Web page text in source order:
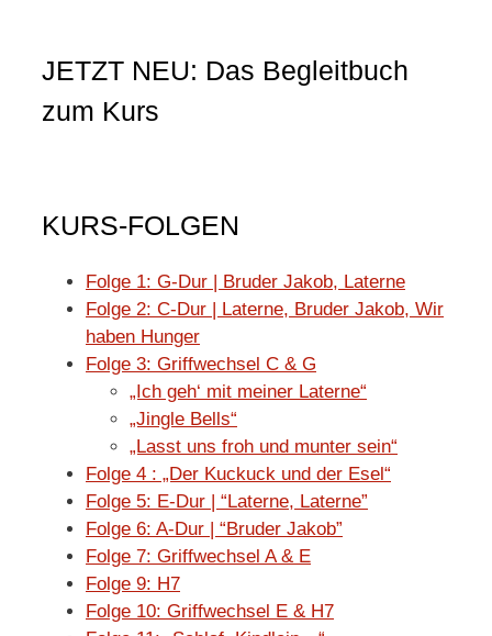
JETZT NEU: Das Begleitbuch
zum Kurs
KURS-FOLGEN
Folge 1: G-Dur | Bruder Jakob, Laterne
Folge 2: C-Dur | Laterne, Bruder Jakob, Wir
haben Hunger
Folge 3: Griffwechsel C & G
„Ich geh‘ mit meiner Laterne“
„Jingle Bells“
„Lasst uns froh und munter sein“
Folge 4 : „Der Kuckuck und der Esel“
Folge 5: E-Dur | “Laterne, Laterne”
Folge 6: A-Dur | “Bruder Jakob”
Folge 7: Griffwechsel A & E
Folge 9: H7
Folge 10: Griffwechsel E & H7